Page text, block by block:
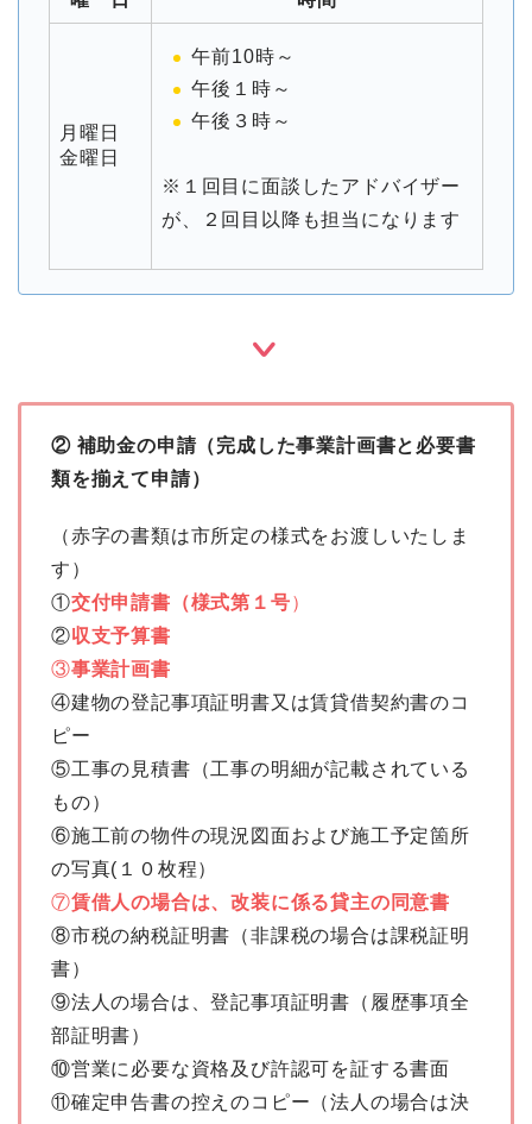
月曜日
金曜日
午前10時～
午後１時～
午後３時～
※１回目に面談したアドバイザー
が、２回目以降も担当になります
② 補助金の申請（完成した事業計画書と必要書
類を揃えて申請）
（赤字の書類は市所定の様式をお渡しいたしま
す）
①交付申請書（様式第１号）
②収支予算書
③事業計画書
④建物の登記事項証明書又は賃貸借契約書のコ
ピー
⑤工事の見積書（工事の明細が記載されている
もの）
⑥施工前の物件の現況図面および施工予定箇所
の写真(１０枚程）
⑦賃借人の場合は、改装に係る貸主の同意書
⑧市税の納税証明書（非課税の場合は課税証明
書）
⑨法人の場合は、登記事項証明書（履歴事項全
部証明書）
⑩営業に必要な資格及び許認可を証する書面
⑪確定申告書の控えのコピー（法人の場合は決